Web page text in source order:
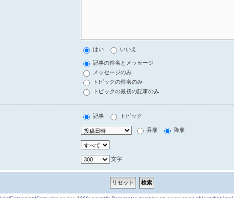
はい いいえ
記事の件名とメッセージ
メッセージのみ
トピックの件名のみ
トピックの最初の記事のみ
記事 トピック
昇順 降順
文字